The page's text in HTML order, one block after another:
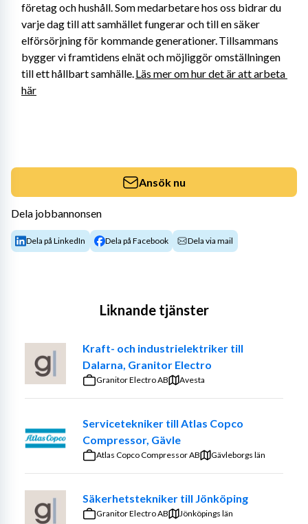
företag och hushåll. Som medarbetare hos oss bidrar du
varje dag till att samhället fungerar och till en säker
elförsörjning för kommande generationer. Tillsammans
bygger vi framtidens elnät och möjliggör omställningen
till ett hållbart samhälle. Läs mer om hur det är att arbeta
här
Ansök nu
Dela jobbannonsen
Dela på LinkedIn Dela på Facebook Dela via mail
Liknande tjänster
Kraft- och industrielektriker till
Dalarna, Granitor Electro
Granitor Electro AB Avesta
Servicetekniker till Atlas Copco
Compressor, Gävle
Atlas Copco Compressor AB Gävleborgs län
Säkerhetstekniker till Jönköping
Granitor Electro AB Jönköpings län